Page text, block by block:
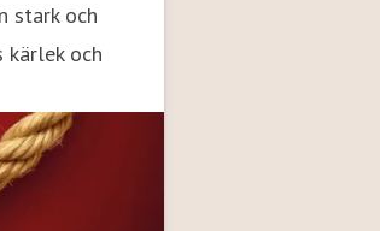
stark och
och